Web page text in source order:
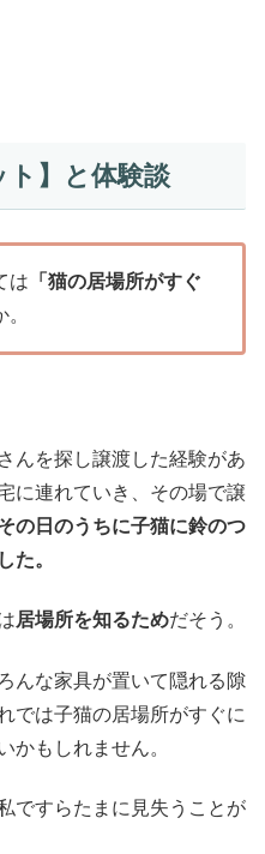
ト】と体験談
は 「猫の居場所がすぐ
んを探し譲渡した経験があ
に連れていき、その場で譲
の日のうちに子猫に鈴のつ
た。
居場所を知るためだそう。
んな家具が置いて隠れる隙
では子猫の居場所がすぐに
かもしれません。
ですらたまに見失うことが